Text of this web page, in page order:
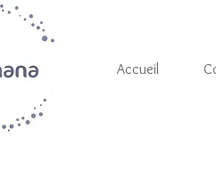
Accueil